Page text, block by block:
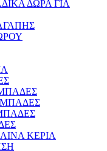
ΔΩΡΑ ΓΙΑ
ΚΕΡΙΑ